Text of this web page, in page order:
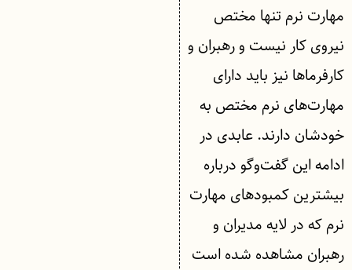
مهارت نرم تنها مختص
نیروی کار نیست و رهبران و
کارفرماها نیز باید دارای
مهارت‌های نرم مختص به
خودشان دارند. عابدی در
ادامه این گفت‌وگو درباره
بیشترین کمبودهای مهارت
نرم که در لایه مدیران و
رهبران مشاهده شده است